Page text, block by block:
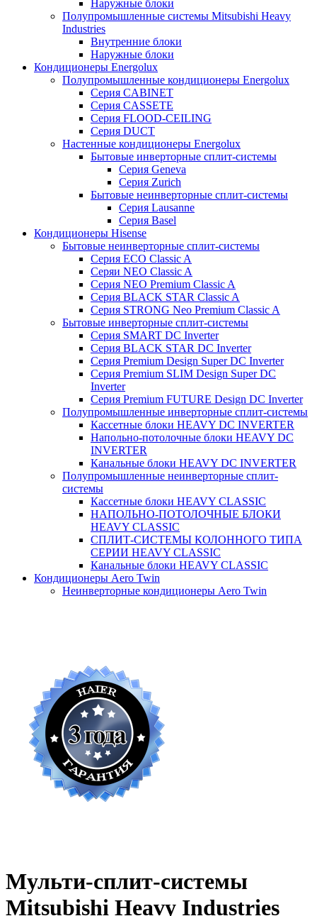
Наружные блоки
Полупромышленные системы Mitsubishi Heavy
Industries
Внутренние блоки
Наружные блоки
Кондиционеры Energolux
Полупромышленные кондиционеры Energolux
Серия CABINET
Серия CASSETE
Серия FLOOD-CEILING
Серия DUCT
Настенные кондиционеры Energolux
Бытовые инверторные сплит-системы
Серия Geneva
Серия Zurich
Бытовые неинверторные сплит-системы
Серия Lausanne
Серия Basel
Кондиционеры Hisense
Бытовые неинверторные сплит-системы
Серия ECO Classic A
Серяи NEO Classic A
Серия NEO Premium Classic A
Серия BLACK STAR Classic A
Серия STRONG Neo Premium Classic A
Бытовые инверторные сплит-системы
Серия SMART DC Inverter
Серия BLACK STAR DC Inverter
Серия Premium Design Super DC Inverter
Серия Premium SLIM Design Super DC
Inverter
Серия Premium FUTURE Design DC Inverter
Полупромышленные инверторные сплит-системы
Кассетные блоки HEAVY DC INVERTER
Напольно-потолочные блоки HEAVY DC
INVERTER
Канальные блоки HEAVY DC INVERTER
Полупромышленные неинверторные сплит-
системы
Кассетные блоки HEAVY CLASSIC
НАПОЛЬНО-ПОТОЛОЧНЫЕ БЛОКИ
HEAVY CLASSIC
СПЛИТ-СИСТЕМЫ КОЛОННОГО ТИПА
СЕРИИ HEAVY CLASSIC
Канальные блоки HEAVY CLASSIC
Кондиционеры Aero Twin
Неинверторные кондиционеры Aero Twin
Мульти-сплит-системы
Mitsubishi Heavy Industries